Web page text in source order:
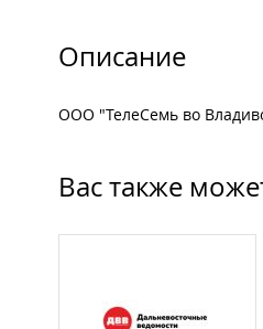
Описание
ООО "ТелеСемь во
Вас также